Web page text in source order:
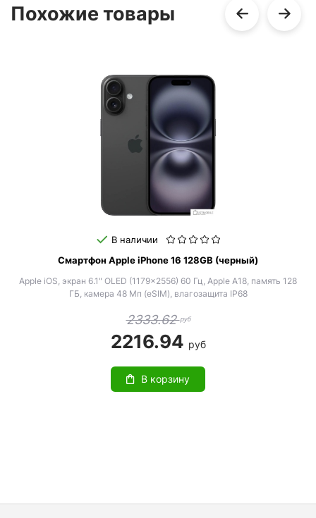
Похожие товары
В наличии
Смартфон Apple iPhone 16 128GB (черный)
Apple iOS, экран 6.1" OLED (1179x2556) 60 Гц, Apple A18, память 128
ГБ, камера 48 Мп (eSIM), влагозащита IP68
2333.62руб
2216.94 руб
В корзину